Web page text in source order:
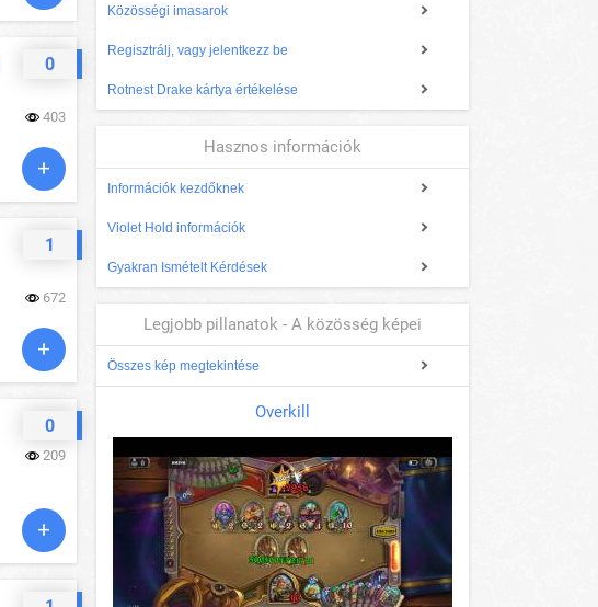
0
403
1
672
0
209
Közösségi imasarok
Regisztrálj, vagy jelentkezz be
Rotnest Drake kártya értékelése
Hasznos információk
Információk kezdőknek
Violet Hold információk
Gyakran Ismételt Kérdések
Legjobb pillanatok - A közösség képei
Összes kép megtekintése
Overkill